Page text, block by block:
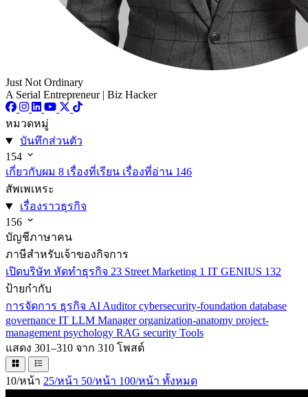
Just Not Ordinary
A Serial Entrepreneur | Biz Hacker
หมวดหมู่
บันทึกส่วนตัว
154
เกี่ยวกับผม 8 เรื่องที่เรียน เรื่องที่อ่าน 146
สัพเพเหระ
เรื่องราวธุรกิจ
156
บัญชีภาษาคน
ภาษีสำหรับเจ้าของกิจการ
เปิดบริษัท หัดทำธุรกิจ 23 Street Marketing 1 IT GENIUS 132
ป้ายกำกับ
การจัดการ ธุรกิจ AI Auditorcybersecurity-foundation database
governance IT LLM Managerorganization-anatomy project-
management psychology RAG security Tools
แสดง 301–310 จาก 310 โพสต์
10/หน้า 25/หน้า 50/หน้า 100/หน้า ทั้งหมด